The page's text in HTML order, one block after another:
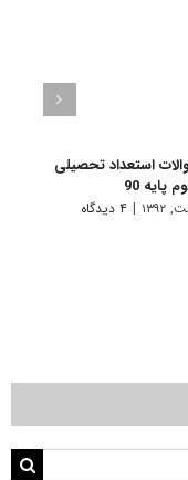
استعداد تحصیلی
پایه 90
| ۴ دیدگاه